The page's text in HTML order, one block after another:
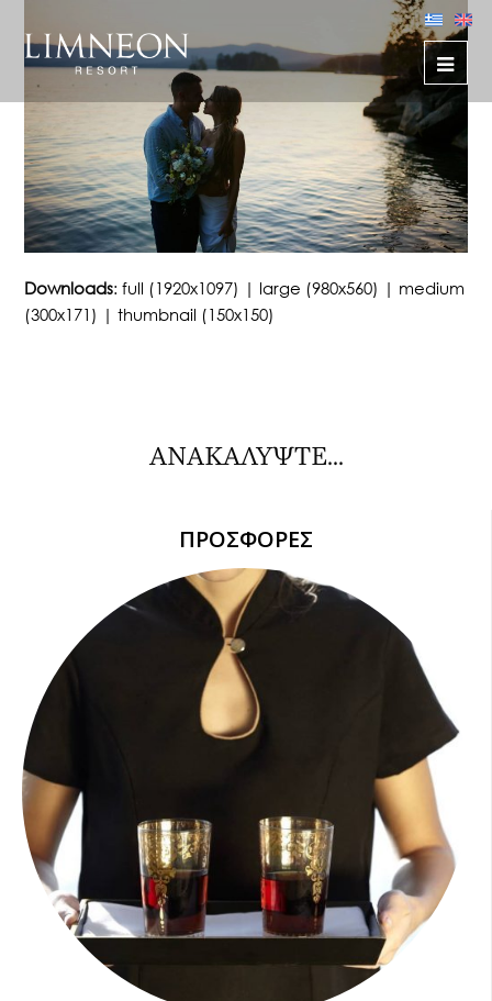
Downloads:full (1920x1097) | large (980x560) | medium
(300x171) |thumbnail (150x150)
ΑΝΑΚΑΛΥΨΤΕ...
ΠΡΟΣΦΟΡΕΣ